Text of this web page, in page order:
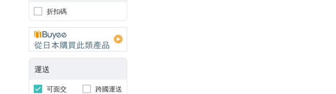
折扣碼
運送
可面交 跨國運送